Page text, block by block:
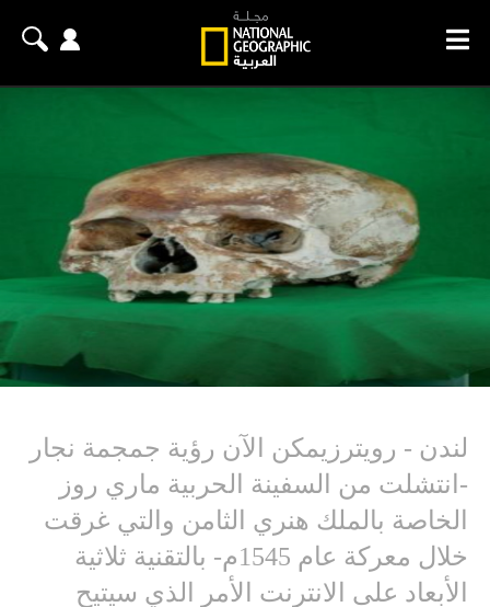
لندن - رويترزيمكن الآن رؤية جمجمة نجار
-انتشلت من السفينة الحربية ماري روز
الخاصة بالملك هنري الثامن والتي غرقت
خلال معركة عام 1545م- بالتقنية ثلاثية
الأبعاد على الانترنت الأمر الذي سيتيح